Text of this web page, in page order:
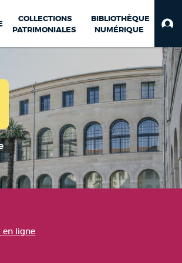
COLLECTIONS
PATRIMONIALES
BIBLIOTHÈQUE
NUMÉRIQUE
en ligne